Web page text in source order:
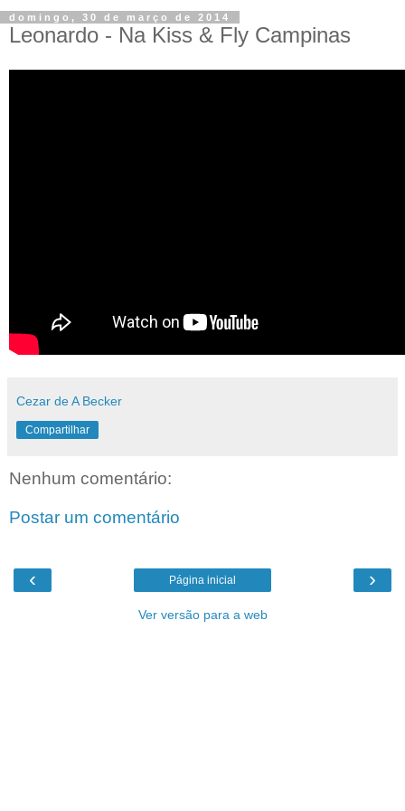
domingo, 30 de março de 2014
Leonardo - Na Kiss & Fly Campinas
Cezar de A Becker
Compartilhar
Nenhum comentário:
Postar um comentário
‹ ›
Página inicial
Ver versão para a web